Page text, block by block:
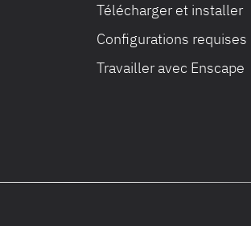
Télécharger et installer
Configurations requises
Travailler avec Enscape